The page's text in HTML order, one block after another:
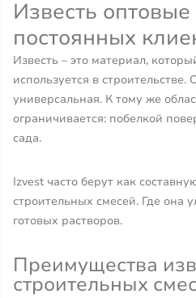
Известь
постоянных
Известь – это материал,
используется в строительстве.
универсальная. К тому же
ограничивается: побелкой
сада.
Izvest часто берут как
строительных смесей. Где она
готовых растворов.
Преимущества
строительных